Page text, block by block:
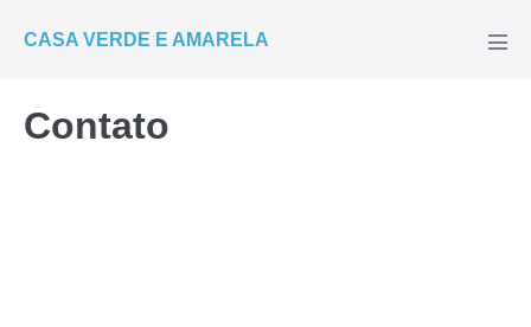
para
conteúdo
CASA VERDE E AMARELA
Contato